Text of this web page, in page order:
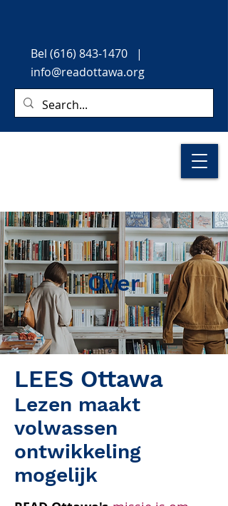
Bel (616) 843-1470 |
info@readottawa.org
Over
LEES Ottawa
Lezen maakt
volwassen
ontwikkeling
mogelijk